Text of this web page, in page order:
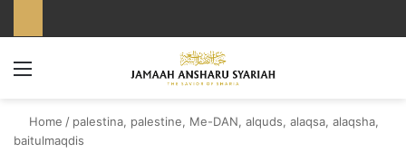
Home / palestina, palestine, Me-DAN, alquds, alaqsa, alaqsha,
baitulmaqdis